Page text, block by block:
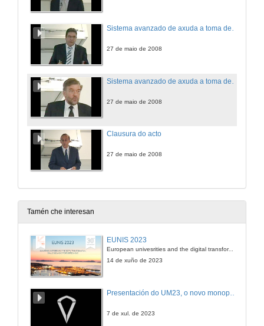
Sistema avanzado de axuda a toma de decisións para xestión hoteleira
27 de maio de 2008
27 de maio de 2008
Clausura do acto
27 de maio de 2008
Tamén che interesan
EUNIS 2023
European univesrities and the digital transformation: challenges and opportunities ahead
14 de xuño de 2023
7 de xul. de 2023